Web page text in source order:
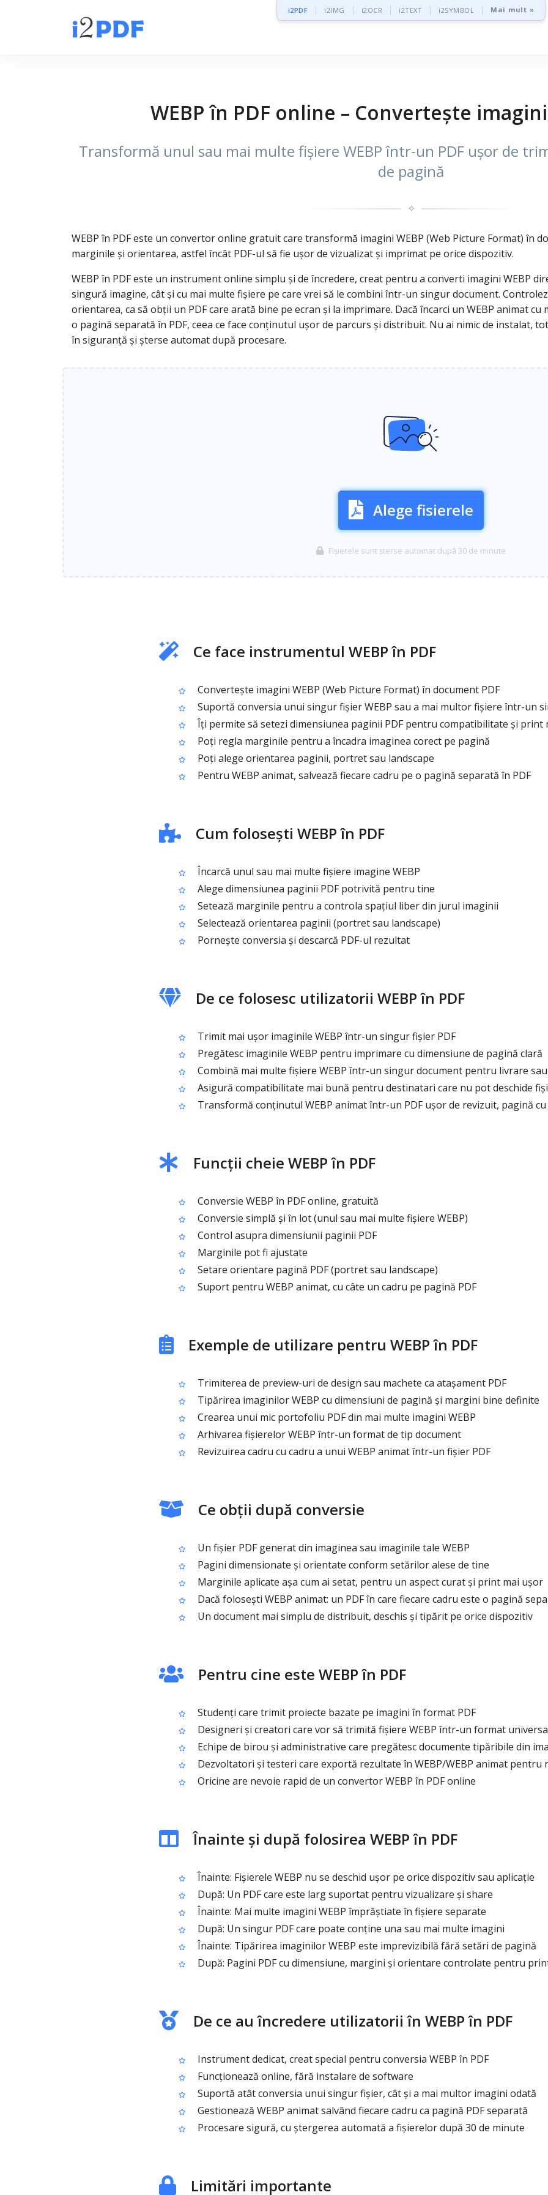
i2PDF i2IMG i2OCR i2TEXT i2SYMBOL Mai mult »
WEBP în PDF online – Convertește imagini
Transformă unul sau mai multe fișiere WEBP într-un PDF ușor de
de pagină
✧
WEBP în PDF este un convertor online gratuit care transformă imagini WEBP (Web Picture Format) în
marginile și orientarea, astfel încât PDF-ul să fie ușor de vizualizat și imprimat pe orice dispozitiv.
WEBP în PDF este un instrument online simplu și de încredere, creat pentru a converti imagini WEBP
singură imagine, cât și cu mai multe fișiere pe care vrei să le combini într-un singur document.
orientarea, ca să obții un PDF care arată bine pe ecran și la imprimare. Dacă încarci un WEBP animat
o pagină separată în PDF, ceea ce face conținutul ușor de parcurs și distribuit. Nu ai nimic de instalat,
în siguranță și șterse automat după procesare.
Alege fisierele
Fișierele sunt șterse automat după 30 de minute
Ce face instrumentul WEBP în PDF
Convertește imagini WEBP (Web Picture Format) în document PDF
Suportă conversia unui singur fișier WEBP sau a mai multor fișiere într-un
Îți permite să setezi dimensiunea paginii PDF pentru compatibilitate și print
Poți regla marginile pentru a încadra imaginea corect pe pagină
Poți alege orientarea paginii, portret sau landscape
Pentru WEBP animat, salvează fiecare cadru pe o pagină separată în PDF
Cum folosești WEBP în PDF
Încarcă unul sau mai multe fișiere imagine WEBP
Alege dimensiunea paginii PDF potrivită pentru tine
Setează marginile pentru a controla spațiul liber din jurul imaginii
Selectează orientarea paginii (portret sau landscape)
Pornește conversia și descarcă PDF-ul rezultat
De ce folosesc utilizatorii WEBP în PDF
Trimit mai ușor imaginile WEBP într-un singur fișier PDF
Pregătesc imaginile WEBP pentru imprimare cu dimensiune de pagină clară
Combină mai multe fișiere WEBP într-un singur document pentru livrare
Asigură compatibilitate mai bună pentru destinatari care nu pot deschide
Transformă conținutul WEBP animat într-un PDF ușor de revizuit, pagină
Funcții cheie WEBP în PDF
Conversie WEBP în PDF online, gratuită
Conversie simplă și în lot (unul sau mai multe fișiere WEBP)
Control asupra dimensiunii paginii PDF
Marginile pot fi ajustate
Setare orientare pagină PDF (portret sau landscape)
Suport pentru WEBP animat, cu câte un cadru pe pagină PDF
Exemple de utilizare pentru WEBP în PDF
Trimiterea de preview-uri de design sau machete ca atașament PDF
Tipărirea imaginilor WEBP cu dimensiuni de pagină și margini bine definite
Crearea unui mic portofoliu PDF din mai multe imagini WEBP
Arhivarea fișierelor WEBP într-un format de tip document
Revizuirea cadru cu cadru a unui WEBP animat într-un fișier PDF
Ce obții după conversie
Un fișier PDF generat din imaginea sau imaginile tale WEBP
Pagini dimensionate și orientate conform setărilor alese de tine
Marginile aplicate așa cum ai setat, pentru un aspect curat și print mai ușor
Dacă folosești WEBP animat: un PDF în care fiecare cadru este o pagină
Un document mai simplu de distribuit, deschis și tipărit pe orice dispozitiv
Pentru cine este WEBP în PDF
Studenți care trimit proiecte bazate pe imagini în format PDF
Designeri și creatori care vor să trimită fișiere WEBP într-un format
Echipe de birou și administrative care pregătesc documente tipăribile din
Dezvoltatori și testeri care exportă rezultate în WEBP/WEBP animat pentru
Oricine are nevoie rapid de un convertor WEBP în PDF online
Înainte și după folosirea WEBP în PDF
Înainte: Fișierele WEBP nu se deschid ușor pe orice dispozitiv sau aplicație
După: Un PDF care este larg suportat pentru vizualizare și share
Înainte: Mai multe imagini WEBP împrăștiate în fișiere separate
După: Un singur PDF care poate conține una sau mai multe imagini
Înainte: Tipărirea imaginilor WEBP este imprevizibilă fără setări de pagină
După: Pagini PDF cu dimensiune, margini și orientare controlate pentru
De ce au încredere utilizatorii în WEBP în PDF
Instrument dedicat, creat special pentru conversia WEBP în PDF
Funcționează online, fără instalare de software
Suportă atât conversia unui singur fișier, cât și a mai multor imagini odată
Gestionează WEBP animat salvând fiecare cadru ca pagină PDF separată
Procesare sigură, cu ștergerea automată a fișierelor după 30 de minute
Limitări importante